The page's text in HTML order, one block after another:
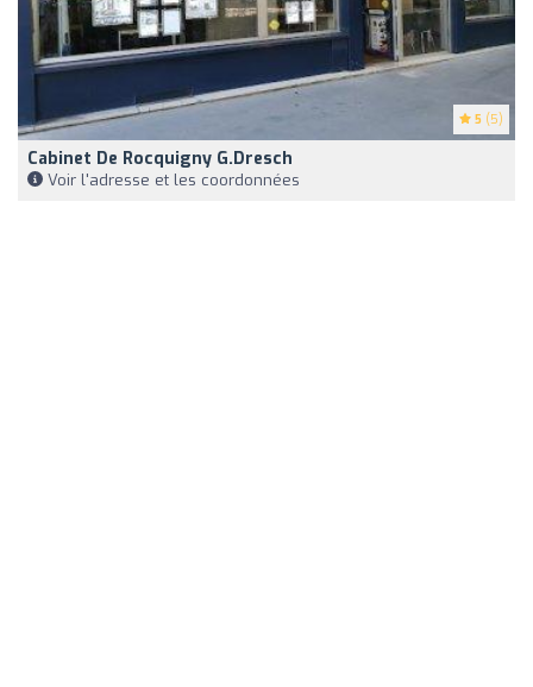
5 (5)
Cabinet De Rocquigny G.Dresch
Voir l'adresse et les coordonnées